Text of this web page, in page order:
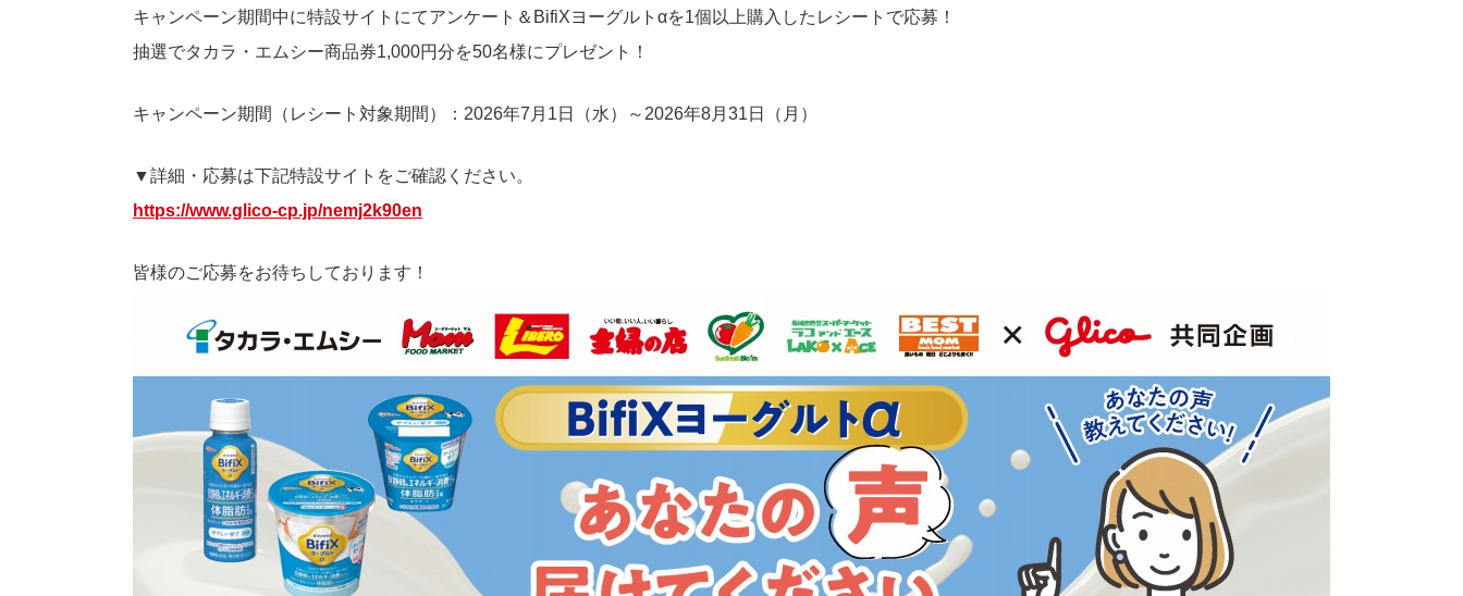
キャンペーン期間中に特設サイトにてアンケート＆BifiXヨーグルトαを1個以上購入したレシートで応募！
抽選でタカラ・エムシー商品券1,000円分を50名様にプレゼント！
キャンペーン期間（レシート対象期間）：2026年7月1日（水）～2026年8月31日（月）
▼詳細・応募は下記特設サイトをご確認ください。
https://www.glico-cp.jp/nemj2k90en
皆様のご応募をお待ちしております！